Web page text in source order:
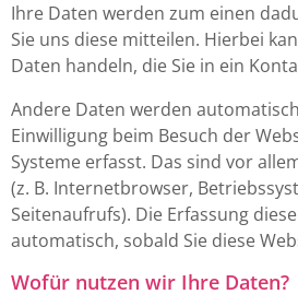
Ihre Daten werden zum einen
Sie uns diese mitteilen. Hierbei
Daten handeln, die Sie in ein
Andere Daten werden
Einwilligung beim Besuch der
Systeme erfasst. Das sind vor
(z. B. Internetbrowser,
Seitenaufrufs). Die Erfassung
automatisch, sobald Sie diese
Wofür nutzen wir Ihre Daten?